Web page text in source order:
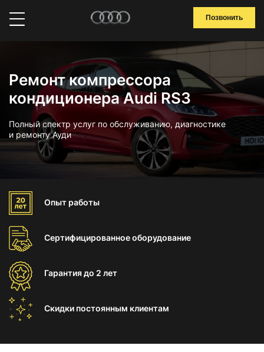
Позвонить
Ремонт компрессора
кондиционера Audi RS3
Полный спектр услуг по обслуживанию, диагностике
и ремонту Ауди
Опыт работы
Сертифицированноеоборудование
Гарантиядо 2 лет
Скидки постоянным клиентам